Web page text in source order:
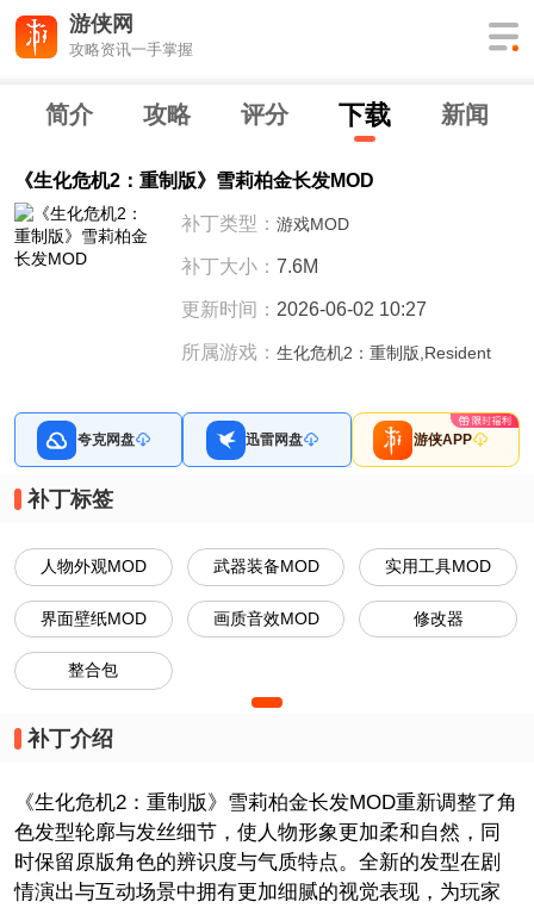
游侠网
攻略资讯一手掌握
简介 攻略 评分 下载 新闻
《生化危机2：重制版》雪莉柏金长发MOD
补丁类型：游戏MOD
补丁大小：7.6M
更新时间： 2026-06-02 10:27
所属游戏：生化危机2：重制版,Resident
夸克网盘 迅雷网盘 游侠APP
补丁标签
人物外观MOD 武器装备MOD 实用工具MOD
界面壁纸MOD 画质音效MOD 修改器
整合包
补丁介绍
《生化危机2：重制版》雪莉柏金长发MOD重新调整了角
色发型轮廓与发丝细节，使人物形象更加柔和自然，同
时保留原版角色的辨识度与气质特点。全新的发型在剧
情演出与互动场景中拥有更加细腻的视觉表现，为玩家